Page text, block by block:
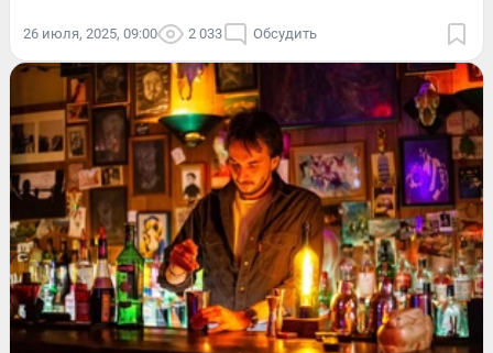
26 июля, 2025, 09:00 2 033 Обсудить